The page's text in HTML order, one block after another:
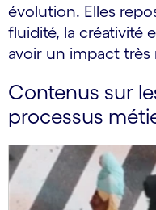
évolution. Elles
fluidité, la créativité
avoir un impact très
Contenus sur
processus